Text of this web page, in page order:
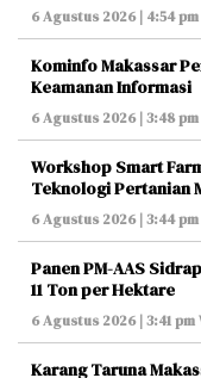
6 Agustus 2026 | 4:54
Kominfo Makassar
Keamanan Informasi
6 Agustus 2026 | 3:48
Workshop Smart
Teknologi Pertanian
6 Agustus 2026 | 3:44
Panen PM-AAS
11 Ton per Hektare
6 Agustus 2026 | 3:41 pm
Karang Taruna